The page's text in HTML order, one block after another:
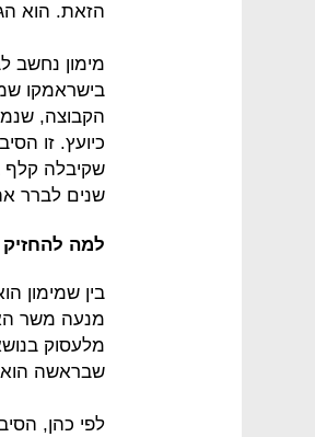
הזאת. הוא
הקבוצה,
כיועץ. זו
שקיבלה
שנים לברר
למה
בין שמימון
מנעה משר
מלעסוק
שבראשה הוא
לפי כהן,